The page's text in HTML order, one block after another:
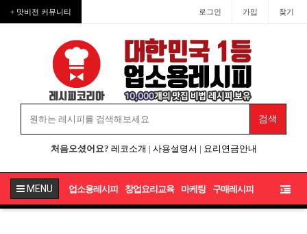
+ 맛비전 커뮤니티 로그인 가입 찾기
처음오셨어요? 레코소개 | 사용설명서 | 요리연금안내
MENU 업소용레시피 창업요리교육 마케팅 구매레시피